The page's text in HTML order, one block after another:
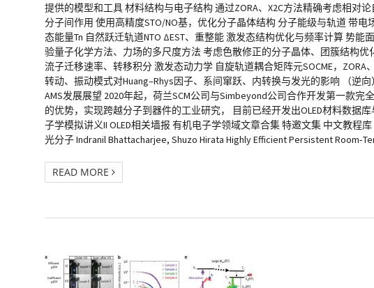
提供的模型和工具 材料结构与电子结构 通过ZORA、X2C方法精确考虑相
分子间作用 使用高精度STO/NO基，优化分子晶体结构 分子能级与轨道 带
态能量Tn 自然跃迁轨道NTO ΔEST、重整能 激发态结构优化与频率计算 势能
验量子化学方法、力场的多尺度方法 考虑色散修正的分子晶体、团簇结构优
流子迁移速率、转移积分 激发态动力学 自旋轨道耦合矩阵元SOCME，
转动、振动模式对Huang–Rhys因子、系间窜跃、内转换与发光的影响 （逆
AMS发展展望 2020年起，荷兰SCM公司与Simbeyond公司合作开发第一款
的优势，实现跨越分子到器件的工业研究， 目前已经开发出OLED材料数据
子学模拟讲义II OLED相关墙报 有机电子学领域文章合集 特邀文集 中文教
光分子 Indranil Bhattacharjee, Shuzo Hirata Highly Efficient Persistent
READ MORE